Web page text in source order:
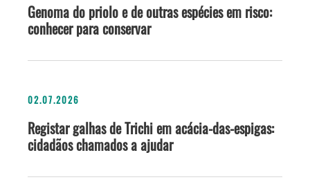
Genoma do priolo e de outras espécies em risco:
conhecer para conservar
02.07.2026
Registar galhas de Trichi em acácia-das-espigas:
cidadãos chamados a ajudar